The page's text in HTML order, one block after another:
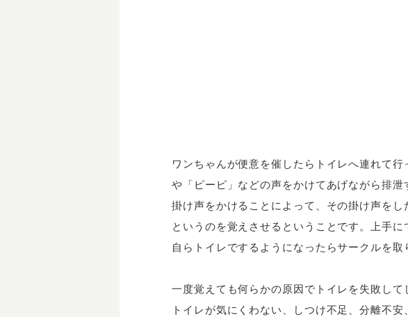
ワンちゃんが便意を催したらトイレへ連れて
や「ピーピ」などの声をかけてあげながら排泄
掛け声をかけることによって、その掛け声を
というのを覚えさせるということです。上手に
自らトイレでするようになったらサークルを取
一度覚えても何らかの原因でトイレを失敗し
トイレが気にくわない、しつけ不足、分離不